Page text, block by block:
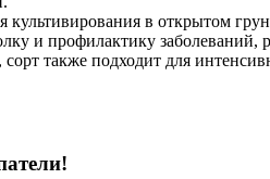
культивирования в открытом
и профилактику заболеваний,
сорт также подходит для